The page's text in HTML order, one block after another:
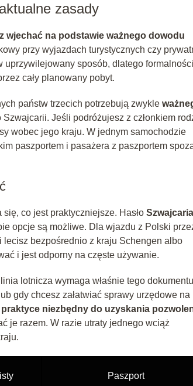
zasady
wjechać na podstawie ważnego dowodu
przy wyjazdach turystycznych czy
uprzywilejowany sposób, dlatego
cały planowany pobyt.
państw trzecich potrzebują zwykle
Szwajcarii. Jeśli podróżujesz z członkiem
wobec jego kraju. W jednym samochodzie
paszportem i pasażera z paszportem
co jest praktyczniejsze. Hasło Szwajcaria
opcje są możliwe. Dla wjazdu z Polski
lecisz bezpośrednio z kraju Schengen albo
i jest odporny na częste używanie.
lotnicza wymaga właśnie tego
gdy chcesz załatwiać sprawy urzędowe na
niezbędny do uzyskania
je razem. W razie utraty jednego wciąż
Paszport